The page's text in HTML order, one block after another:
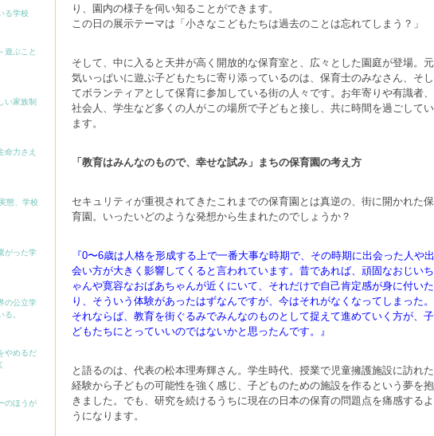
る学校
遊ぶこと
い家族制
命力さえ
態、学校
がった学
の公立学
。
やめるだ
のほうが
り、園内の様子を伺い知ることができます。
この日の展示テーマは「小さなこどもたちは過去のことは忘れてしまう？」
そして、中に入ると天井が高く開放的な保育室と、広々とした園庭が登場。元
気いっぱいに遊ぶ子どもたちに寄り添っているのは、保育士のみなさん、そし
てボランティアとして保育に参加している街の人々です。お年寄りや有識者、
社会人、学生など多くの人がこの場所で子どもと接し、共に時間を過ごしてい
ます。
「教育はみんなのもので、幸せな試み」まちの保育園の考え方
セキュリティが重視されてきたこれまでの保育園とは真逆の、街に開かれた保
育園。いったいどのような発想から生まれたのでしょうか？
『0〜6歳は人格を形成する上で一番大事な時期で、その時期に出会った人や出
会い方が大きく影響してくると言われています。昔であれば、頑固なおじいち
ゃんや寛容なおばあちゃんが近くにいて、それだけで自己肯定感が身に付いた
り、そういう体験があったはずなんですが、今はそれがなくなってしまった。
それならば、教育を街ぐるみでみんなのものとして捉えて進めていく方が、子
どもたちにとっていいのではないかと思ったんです。』
と語るのは、代表の松本理寿輝さん。学生時代、授業で児童擁護施設に訪れた
経験から子どもの可能性を強く感じ、子どものための施設を作るという夢を抱
きました。でも、研究を続けるうちに現在の日本の保育の問題点を痛感するよ
うになります。